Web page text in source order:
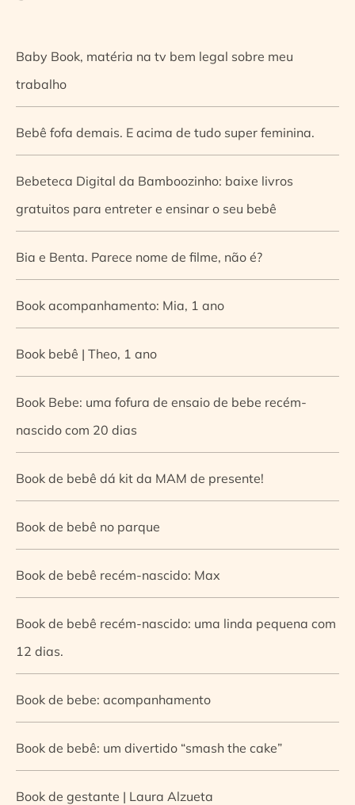
Baby Book, matéria na tv bem legal sobre meu
trabalho
Bebê fofa demais. E acima de tudo super feminina.
Bebeteca Digital da Bamboozinho: baixe livros
gratuitos para entreter e ensinar o seu bebê
Bia e Benta. Parece nome de filme, não é?
Book acompanhamento: Mia, 1 ano
Book bebê | Theo, 1 ano
Book Bebe: uma fofura de ensaio de bebe recém-
nascido com 20 dias
Book de bebê dá kit da MAM de presente!
Book de bebê no parque
Book de bebê recém-nascido: Max
Book de bebê recém-nascido: uma linda pequena com
12 dias.
Book de bebe: acompanhamento
Book de bebê: um divertido “smash the cake”
Book de gestante | Laura Alzueta